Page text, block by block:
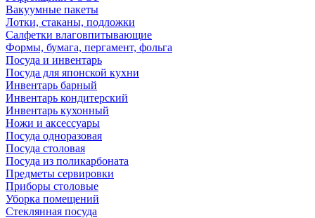
Вакуумные пакеты
Лотки, стаканы, подложки
Салфетки влаговпитывающие
Формы, бумага, пергамент, фольга
Посуда и инвентарь
Посуда для японской кухни
Инвентарь барный
Инвентарь кондитерский
Инвентарь кухонный
Ножи и аксессуары
Посуда одноразовая
Посуда столовая
Посуда из поликарбоната
Предметы сервировки
Приборы столовые
Уборка помещений
Стеклянная посуда